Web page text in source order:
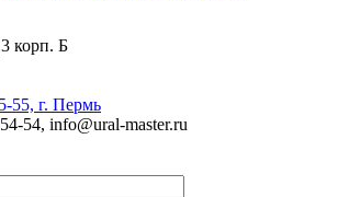
корп. Б
55, г. Пермь
54, info@ural-master.ru